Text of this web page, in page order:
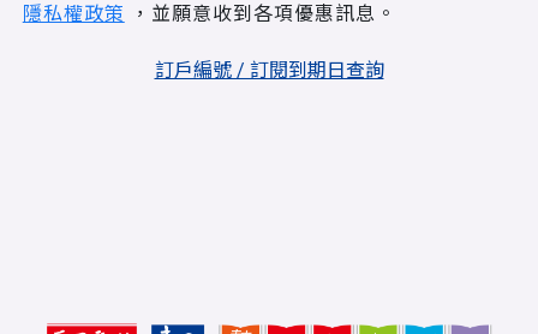
隱私權政策 ，並願意收到各項優惠訊息。
訂戶編號 / 訂閱到期日查詢